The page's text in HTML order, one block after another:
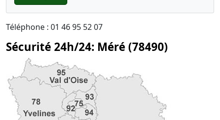
Téléphone : 01 46 95 52 07
Sécurité 24h/24: Méré (78490)